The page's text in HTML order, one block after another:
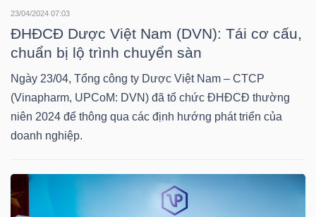
23/04/2024 07:03
ĐHĐCĐ Dược Việt Nam (DVN): Tái cơ cấu,
chuẩn bị lộ trình chuyển sàn
Ngày 23/04, Tổng công ty Dược Việt Nam – CTCP
(Vinapharm, UPCoM: DVN) đã tổ chức ĐHĐCĐ thường
niên 2024 để thông qua các định hướng phát triển của
doanh nghiệp.
NGÀNH
DOANH
NGHIỆP
CỔ